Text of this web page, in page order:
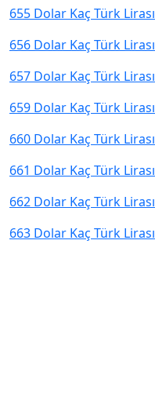
655 Dolar Kaç Türk Lirası
656 Dolar Kaç Türk Lirası
657 Dolar Kaç Türk Lirası
659 Dolar Kaç Türk Lirası
660 Dolar Kaç Türk Lirası
661 Dolar Kaç Türk Lirası
662 Dolar Kaç Türk Lirası
663 Dolar Kaç Türk Lirası